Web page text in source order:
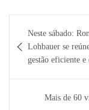
de
Post
Neste sábado:
Lohbauer se
gestão eficiente
Mais de 60